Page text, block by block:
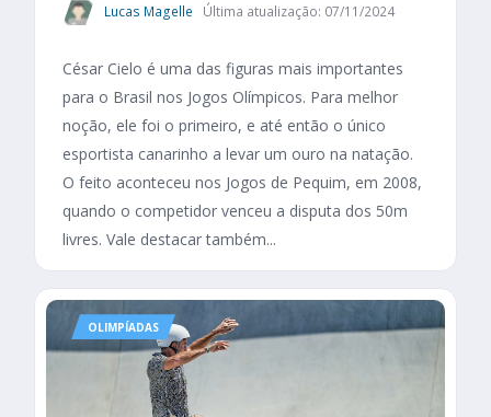
Lucas Magelle Última atualização: 07/11/2024
César Cielo é uma das figuras mais importantes
para o Brasil nos Jogos Olímpicos. Para melhor
noção, ele foi o primeiro, e até então o único
esportista canarinho a levar um ouro na natação.
O feito aconteceu nos Jogos de Pequim, em 2008,
quando o competidor venceu a disputa dos 50m
livres. Vale destacar também...
OLIMPÍADAS